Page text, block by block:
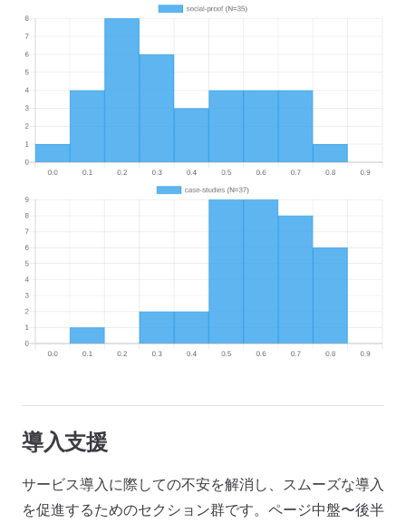
導入支援
サービス導入に際しての不安を解消し、スムーズな導入
を促進するためのセクション群です。ページ中盤〜後半